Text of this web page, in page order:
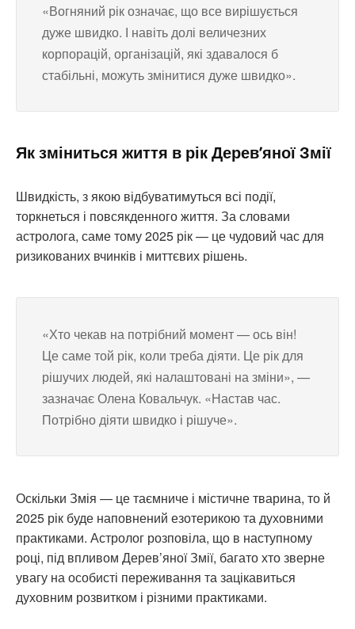
«Вогняний рік означає, що все вирішується
дуже швидко. І навіть долі величезних
корпорацій, організацій, які здавалося б
стабільні, можуть змінитися дуже швидко».
Як зміниться життя в рік Дерев’яної Змії
Швидкість, з якою відбуватимуться всі події,
торкнеться і повсякденного життя. За словами
астролога, саме тому 2025 рік — це чудовий час для
ризикованих вчинків і миттєвих рішень.
«Хто чекав на потрібний момент — ось він!
Це саме той рік, коли треба діяти. Це рік для
рішучих людей, які налаштовані на зміни», —
зазначає Олена Ковальчук. «Настав час.
Потрібно діяти швидко і рішуче».
Оскільки Змія — це таємниче і містичне тварина, то й
2025 рік буде наповнений езотерикою та духовними
практиками. Астролог розповіла, що в наступному
році, під впливом Дерев’яної Змії, багато хто зверне
увагу на особисті переживання та зацікавиться
духовним розвитком і різними практиками.